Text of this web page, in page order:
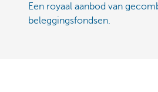
Een royaal aanbod van
beleggingsfondsen.